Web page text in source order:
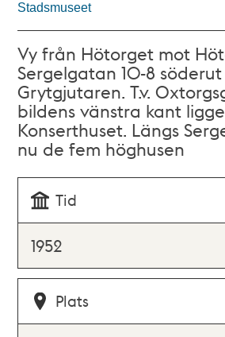
Stadsmuseet
Vy från Hötorget mot
Sergelgatan 10-8 söderut
Grytgjutaren. T.v.
bildens vänstra kant
Konserthuset. Längs
nu de fem höghusen
Tid
1952
Plats